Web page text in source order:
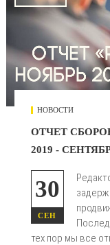
НОВОСТИ
ОТЧЕТ
2019 -
30
СЕН
тех пор мы все